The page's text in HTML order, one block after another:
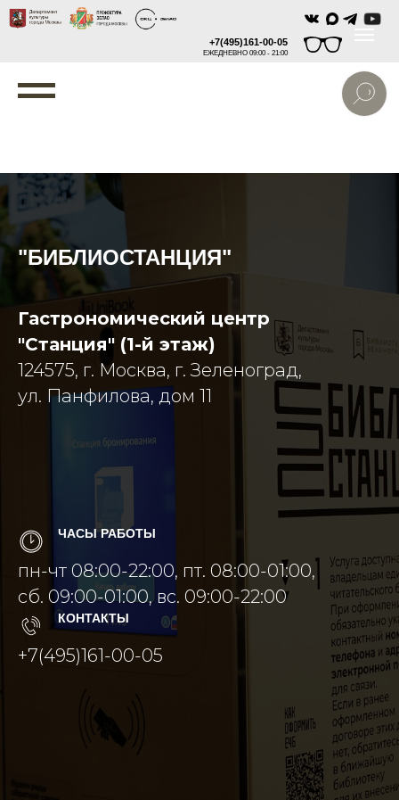
+7(495)161-00-05
ЕЖЕДНЕВНО 09:00 - 21:00
"БИБЛИОСТАНЦИЯ"
Гастрономический центр
"Станция" (1-й этаж)
124575, г. Москва, г. Зеленоград,
ул. Панфилова, дом 11
ЧАСЫ РАБОТЫ
пн-чт 08:00-22:00, пт. 08:00-01:00,
сб. 09:00-01:00, вс. 09:00-22:00
КОНТАКТЫ
+7(495)161-00-05